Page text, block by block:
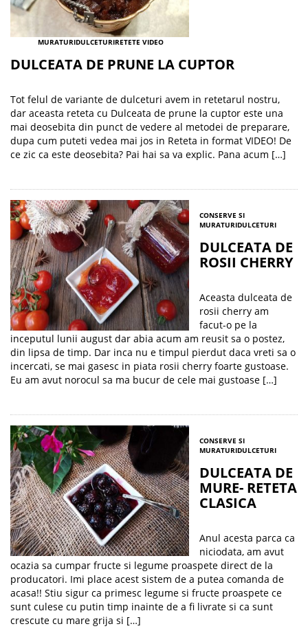
MURATURIDULCETURIRETETE VIDEO
DULCEATA DE PRUNE LA CUPTOR
Tot felul de variante de dulceturi avem in retetarul nostru,
dar aceasta reteta cu Dulceata de prune la cuptor este una
mai deosebita din punct de vedere al metodei de preparare,
dupa cum puteti vedea mai jos in Reteta in format VIDEO! De
ce zic ca este deosebita? Pai hai sa va explic. Pana acum […]
CONSERVE SI
MURATURIDULCETURI
DULCEATA DE
ROSII CHERRY
Aceasta dulceata de
rosii cherry am
facut-o pe la
inceputul lunii august dar abia acum am reusit sa o postez,
din lipsa de timp. Dar inca nu e timpul pierdut daca vreti sa o
incercati, se mai gasesc in piata rosii cherry foarte gustoase.
Eu am avut norocul sa ma bucur de cele mai gustoase […]
CONSERVE SI
MURATURIDULCETURI
DULCEATA DE
MURE- RETETA
CLASICA
Anul acesta parca ca
niciodata, am avut
ocazia sa cumpar fructe si legume proaspete direct de la
producatori. Imi place acest sistem de a putea comanda de
acasa!! Stiu sigur ca primesc legume si fructe proaspete ce
sunt culese cu putin timp inainte de a fi livrate si ca sunt
crescute cu mare grija si […]